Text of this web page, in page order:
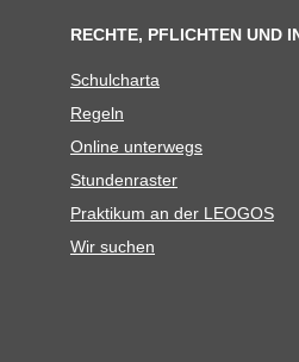
RECHTE, PFLICHTEN UND
Schul­charta
Regeln
Online unter­wegs
Stun­den­ras­ter
Prak­ti­kum an der LEOGOS
Wir suchen